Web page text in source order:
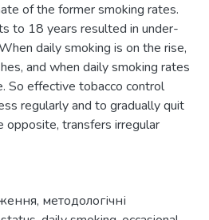
of the former smoking rates.
to 18 years resulted in under-
daily smoking is on the rise,
and when daily smoking rates
So effective tobacco control
regularly and to gradually quit
opposite, transfers irregular
, методологічні